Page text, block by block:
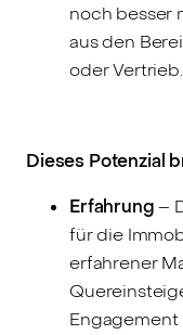
noch besser
aus den
oder Vertrieb.
Dieses Potenzial
Erfahrung–
für die
erfahrener
Engagement